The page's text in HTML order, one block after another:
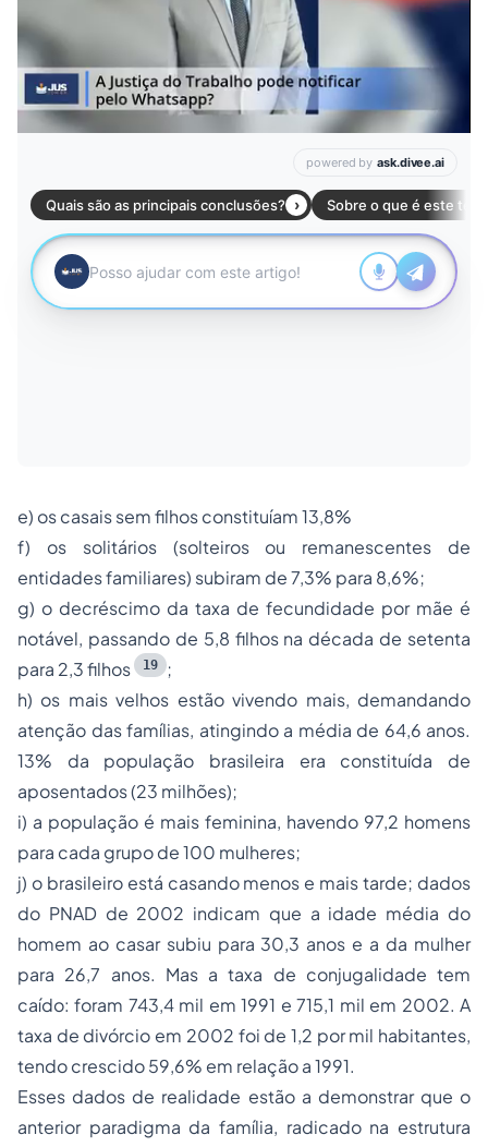
e) os casais sem filhos constituíam 13,8%
f) os solitários (solteiros ou remanescentes de
entidades familiares) subiram de 7,3% para 8,6%;
g) o decréscimo da taxa de fecundidade por mãe é
notável, passando de 5,8 filhos na década de setenta
para 2,3 filhos
19
;
h) os mais velhos estão vivendo mais, demandando
atenção das famílias, atingindo a média de 64,6 anos.
13% da população brasileira era constituída de
aposentados (23 milhões);
i) a população é mais feminina, havendo 97,2 homens
para cada grupo de 100 mulheres;
j) o brasileiro está casando menos e mais tarde; dados
do PNAD de 2002 indicam que a idade média do
homem ao casar subiu para 30,3 anos e a da mulher
para 26,7 anos. Mas a taxa de conjugalidade tem
caído: foram 743,4 mil em 1991 e 715,1 mil em 2002. A
taxa de divórcio em 2002 foi de 1,2 por mil habitantes,
tendo crescido 59,6% em relação a 1991.
Esses dados de realidade estão a demonstrar que o
anterior paradigma da família, radicado na estrutura